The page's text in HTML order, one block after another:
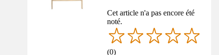
Cet article n'a pas encore été
noté.
(0)